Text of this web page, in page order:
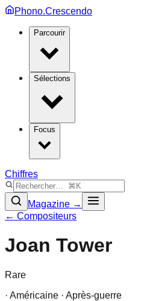
Phono.Crescendo
Parcourir
Sélections
Focus
Chiffres
Magazine →
← Compositeurs
Joan Tower
Rare
· Américaine · Après-guerre